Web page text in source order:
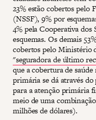
23% estão cobertos pelo
(NSSF), 9% por
4% pela Cooperativa dos
esquemas. Os demais
cobertos pelo Ministério
"seguradora de último
que a cobertura de
primária se dá através
para a atenção primária
meio de uma
milhões de dólares).